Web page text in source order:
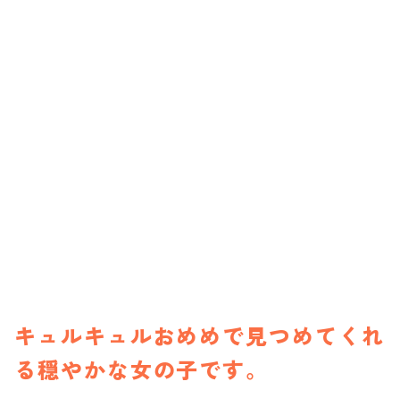
キュルキュルおめめで見つめてくれ
る穏やかな女の子です。